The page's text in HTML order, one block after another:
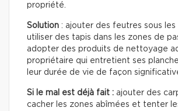
propriété.
Solution : ajouter des feutres sous les
utiliser des tapis dans les zones de
adopter des produits de nettoyage
propriétaire qui entretient ses
leur durée de vie de façon
Si le mal est déjà fait : ajouter des
cacher les zones abîmées et tenter